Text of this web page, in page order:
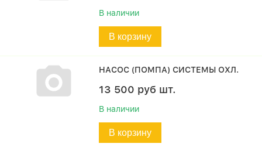
В наличии
В корзину
НАСОС (ПОМПА) СИСТЕМЫ ОХЛ.
13 500 руб шт.
В наличии
В корзину